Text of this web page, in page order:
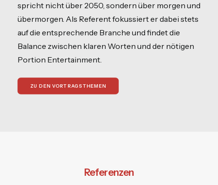
spricht nicht über 2050, sondern über morgen und
übermorgen. Als Referent fokussiert er dabei stets
auf die entsprechende Branche und findet die
Balance zwischen klaren Worten und der nötigen
Portion Entertainment.
ZU DEN VORTRAGSTHEMEN
Referenzen